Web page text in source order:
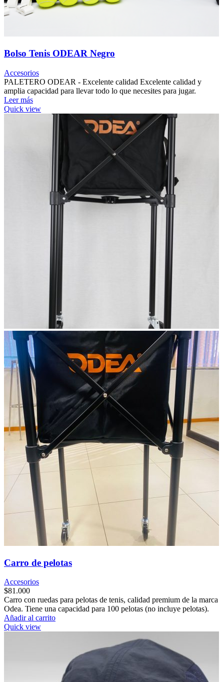
Bolso Tenis ODEAR Negro
Accesorios
PALETERO ODEAR - Excelente calidad Excelente calidad y
amplia capacidad para llevar todo lo que necesites para jugar.
Leer más
Quick view
Carro de pelotas
Accesorios
$81.000
Carro con ruedas para pelotas de tenis, calidad premium de la marca
Odea. Tiene una capacidad para 100 pelotas (no incluye pelotas).
Añadir al carrito
Quick view